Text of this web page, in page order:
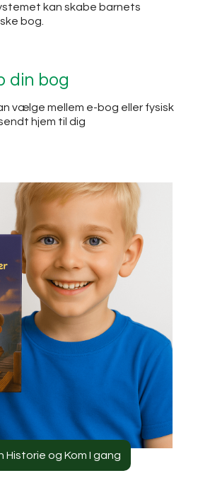
kan skabe barnets
bog.
din bog
vælge mellem e-bog eller fysisk
hjem til dig
Historie og Kom I gang